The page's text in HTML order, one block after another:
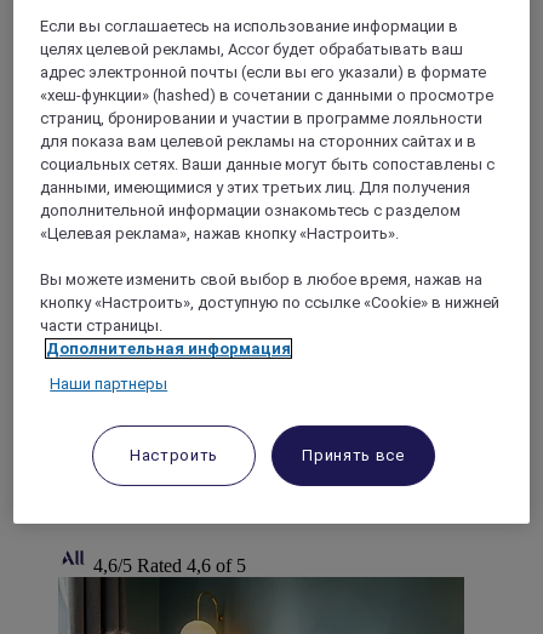
Mercure Нант Гран-Отель Центр
Гранд-отель Mercure Нант Центр приветствует вас в
самом центре Нанта! Отель удачно расположен в центре
до культурных достопримечательностей Нанта. Это
идеальное место для деловых и туристических поездок.
Здесь есть все для комфортного отдыха:
комфортабельные современные номера, лаунж-бар,
4,6/5 Rated 4,6 of 5
Если вы соглашаетесь на использование информации в
целях целевой рекламы, Accor будет обрабатывать ваш
адрес электронной почты (если вы его указали) в формате
«хеш-функции» (hashed) в сочетании с данными о просмотре
страниц, бронировании и участии в программе лояльности
для показа вам целевой рекламы на сторонних сайтах и в
социальных сетях. Ваши данные могут быть сопоставлены с
данными, имеющимися у этих третьих лиц. Для получения
дополнительной информации ознакомьтесь с разделом
«Целевая реклама», нажав кнопку «Настроить».
Вы можете изменить свой выбор в любое время, нажав на
кнопку «Настроить», доступную по ссылке «Cookie» в нижней
части страницы.
Дополнительная информация
Наши партнеры
Настроить Принять все